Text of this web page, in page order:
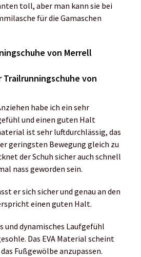
toll, aber man kann sie bei
für die Gamaschen
Trailrunningschuhe von
habe ich ein sehr
und einen guten Halt
ist sehr luftdurchlässig, das
geringsten Bewegung gleich zu
der Schuh sicher auch schnell
nass geworden sein.
er sich sicher und genau an den
einen guten Halt.
und dynamisches Laufgefühl
Das EVA Material scheint
Fußgewölbe anzupassen.